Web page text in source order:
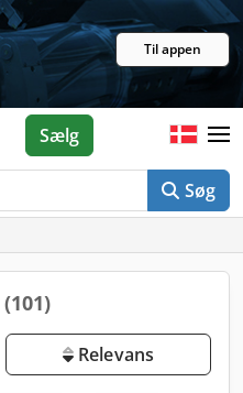
Til appen
Søg
Sælg
(101)
Relevans